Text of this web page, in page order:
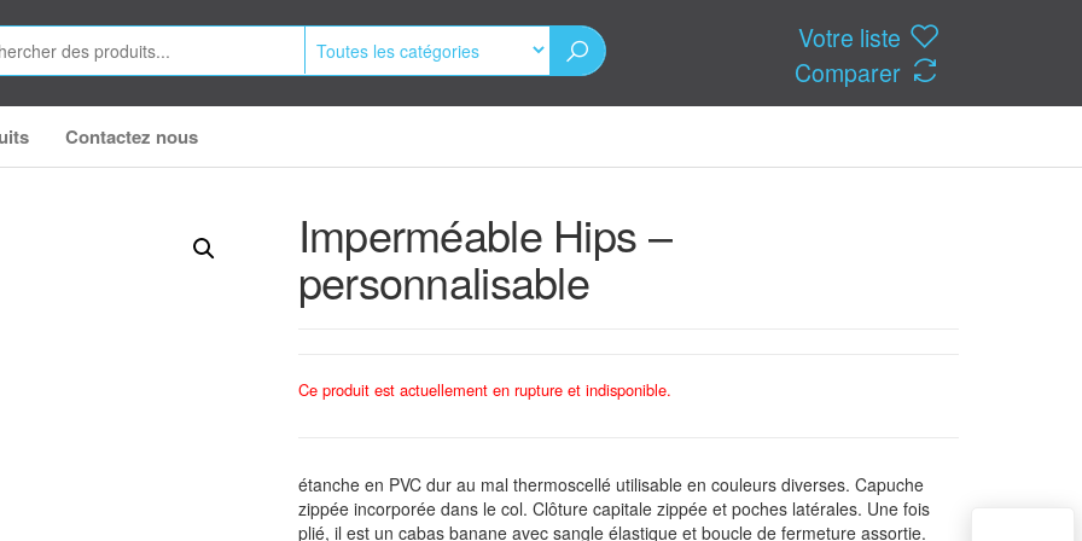
Votre liste
Comparer
Contactez nous
Imperméable Hips –
personnalisable
Ce produit est actuellement en rupture et indisponible.
étanche en PVC dur au mal thermoscellé utilisable en couleurs diverses. Capuche
zippée incorporée dans le col. Clôture capitale zippée et poches latérales. Une fois
plié, il est un cabas banane avec sangle élastique et boucle de fermeture assortie.